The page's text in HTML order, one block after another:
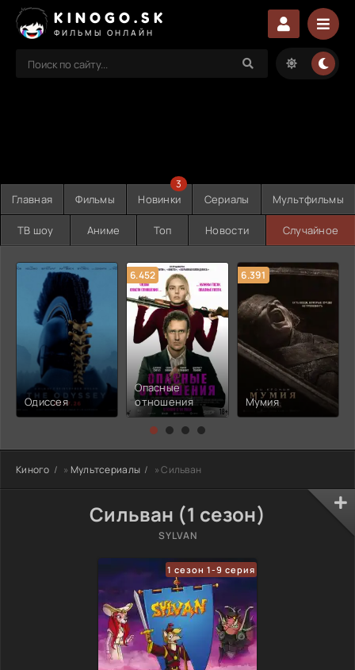
KINOGO.SK
ФИЛЬМЫ ОНЛАЙН
Главная Фильмы Новинки
3
Сериалы Мультфильмы
ТВ шоу Аниме Топ Новости Случайное
Одиссея
6.452
Опасные
отношения
6.391
Мумия
Киного » Мультсериалы » Сильван
Сильван (1 сезон)
SYLVAN
1 сезон 1-9 серия